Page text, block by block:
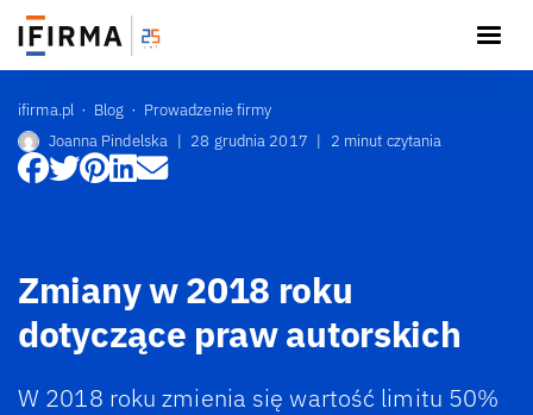
ifirma.pl Blog
Prowadzenie firmy
Joanna Pindelska | 28 grudnia 2017 | 2 minut czytania
Zmiany w 2018 roku
dotyczące praw autorskich
W 2018 roku zmienia się wartość limitu 50%